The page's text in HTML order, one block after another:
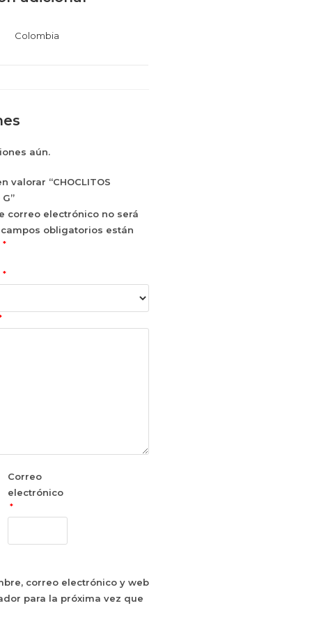
Colombia
aún.
valorar “CHOCLITOS
correo electrónico no será
campos obligatorios están
*
*
Correo
electrónico
*
correo electrónico y web
para la próxima vez que